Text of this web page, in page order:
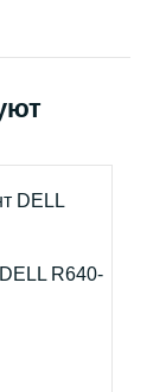
DELL